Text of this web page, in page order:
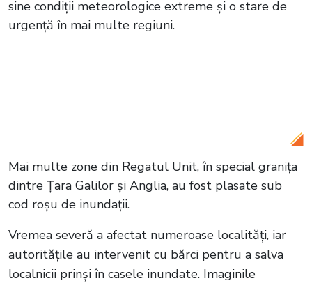
sine condiții meteorologice extreme și o stare de
urgență în mai multe regiuni.
Mai multe zone din Regatul Unit, în special granița
dintre Țara Galilor și Anglia, au fost plasate sub
cod roșu de inundații.
Vremea severă a afectat numeroase localități, iar
autoritățile au intervenit cu bărci pentru a salva
localnicii prinși în casele inundate. Imaginile